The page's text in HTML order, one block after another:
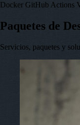
Docker GitHub Actions
Paquetes de
Servicios, paquetes y